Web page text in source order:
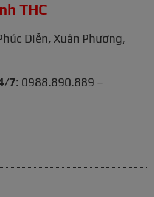
THC
Diễn, Xuân Phương,
7: 0988.890.889 –